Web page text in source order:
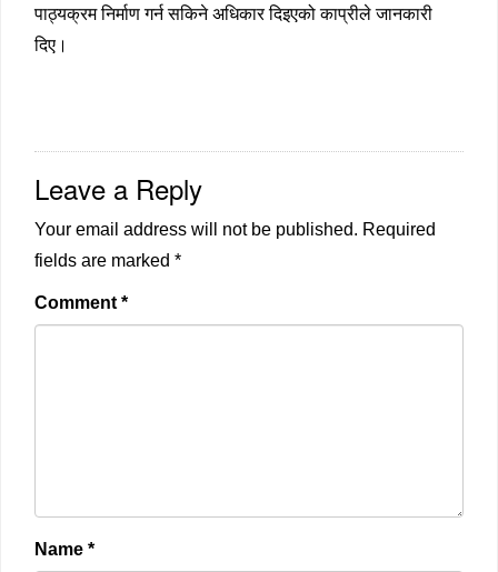
पाठ्यक्रम निर्माण गर्न सकिने अधिकार दिइएको काप्रीले जानकारी
दिए।
Leave a Reply
Your email address will not be published. Required
fields are marked *
Comment *
Name *